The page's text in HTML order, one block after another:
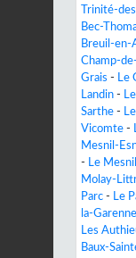
Trinité-
Bec-
Breuil-en-
Champ-
Grais - Le
Landin -
Sarthe -
Vicomte -
Mesnil-
- Le
Molay-
Parc - Le
la-Garenne
Les
Baux-